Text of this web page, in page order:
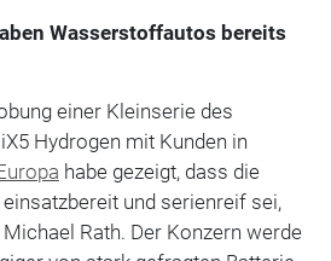
Wasserstoffautos bereits
einer Kleinserie des
Hydrogen mit Kunden in
habe gezeigt, dass die
und serienreif sei,
Rath. Der Konzern werde